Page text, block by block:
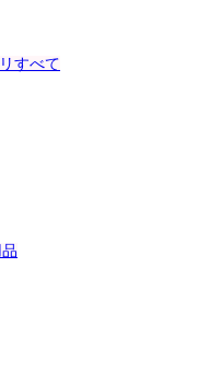
すべて